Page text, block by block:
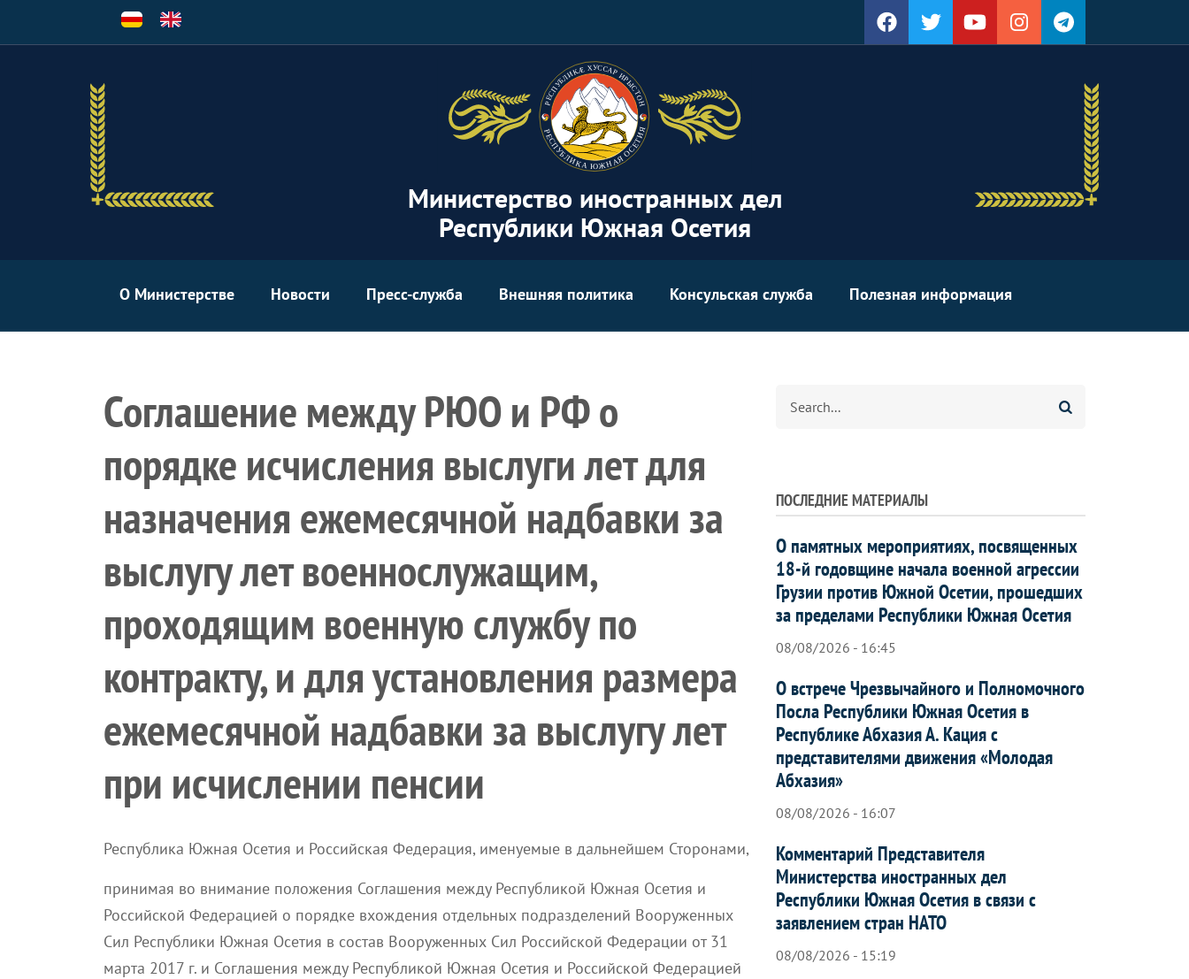
Министерство иностранных дел
Республики Южная Осетия
О Министерстве Новости Пресс-служба Внешняя политика Консульская служба Полезная информация
Соглашение между РЮО и РФ о
порядке исчисления выслуги лет для
назначения ежемесячной надбавки за
выслугу лет военнослужащим,
проходящим военную службу по
контракту, и для установления размера
ежемесячной надбавки за выслугу лет
при исчислении пенсии
Республика Южная Осетия и Российская Федерация, именуемые в дальнейшем Сторонами,
принимая во внимание положения Соглашения между Республикой Южная Осетия и
Российской Федерацией о порядке вхождения отдельных подразделений Вооруженных
Сил Республики Южная Осетия в состав Вооруженных Сил Российской Федерации от 31
марта 2017 г. и Соглашения между Республикой Южная Осетия и Российской Федерацией
ПОСЛЕДНИЕ МАТЕРИАЛЫ
О памятных мероприятиях, посвященных
18-й годовщине начала военной агрессии
Грузии против Южной Осетии, прошедших
за пределами Республики Южная Осетия
08/08/2026 - 16:45
О встрече Чрезвычайного и Полномочного
Посла Республики Южная Осетия в
Республике Абхазия А. Кация с
представителями движения «Молодая
Абхазия»
08/08/2026 - 16:07
Комментарий Представителя
Министерства иностранных дел
Республики Южная Осетия в связи с
заявлением стран НАТО
08/08/2026 - 15:19